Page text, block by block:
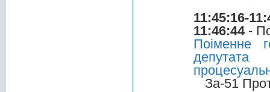
11:45:16-
11:46:44-
Поіменне
За-51